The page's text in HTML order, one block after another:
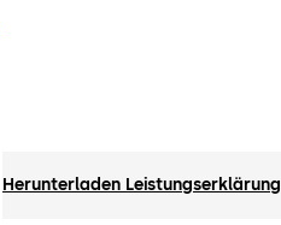
Herunterladen